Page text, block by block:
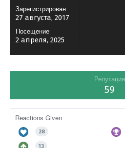
Зарегистрирован
27 августа, 2017
Посещение
2 апреля, 2025
Репутация
59
Reactions Given
28
13